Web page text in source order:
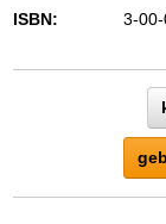
ISBN:
3-